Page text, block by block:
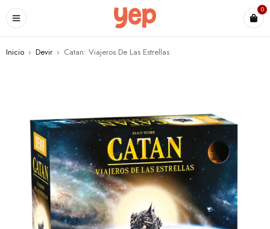
0
Inicio › Devir › Catan: Viajeros De Las Estrellas